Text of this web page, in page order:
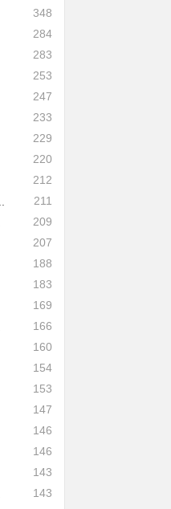
348
284
283
253
247
233
229
220
212
211
209
207
188
183
169
166
160
154
153
147
146
146
143
143